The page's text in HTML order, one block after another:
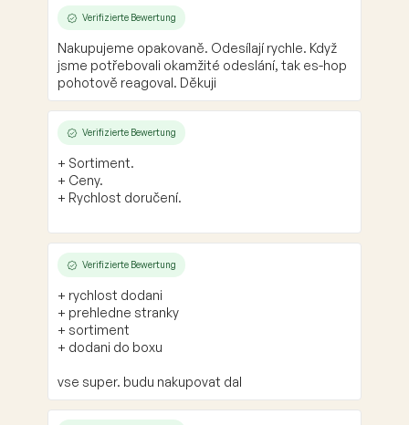
Verifizierte Bewertung
Nakupujeme opakovaně. Odesílají rychle. Když
jsme potřebovali okamžité odeslání, tak es-hop
pohotově reagoval. Děkuji
Verifizierte Bewertung
+ Sortiment.
+ Ceny.
+ Rychlost doručení.
Verifizierte Bewertung
+ rychlost dodani
+ prehledne stranky
+ sortiment
+ dodani do boxu
vse super. budu nakupovat dal